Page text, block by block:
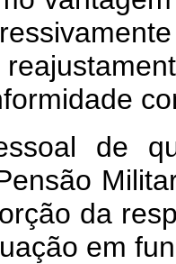
de
da
em